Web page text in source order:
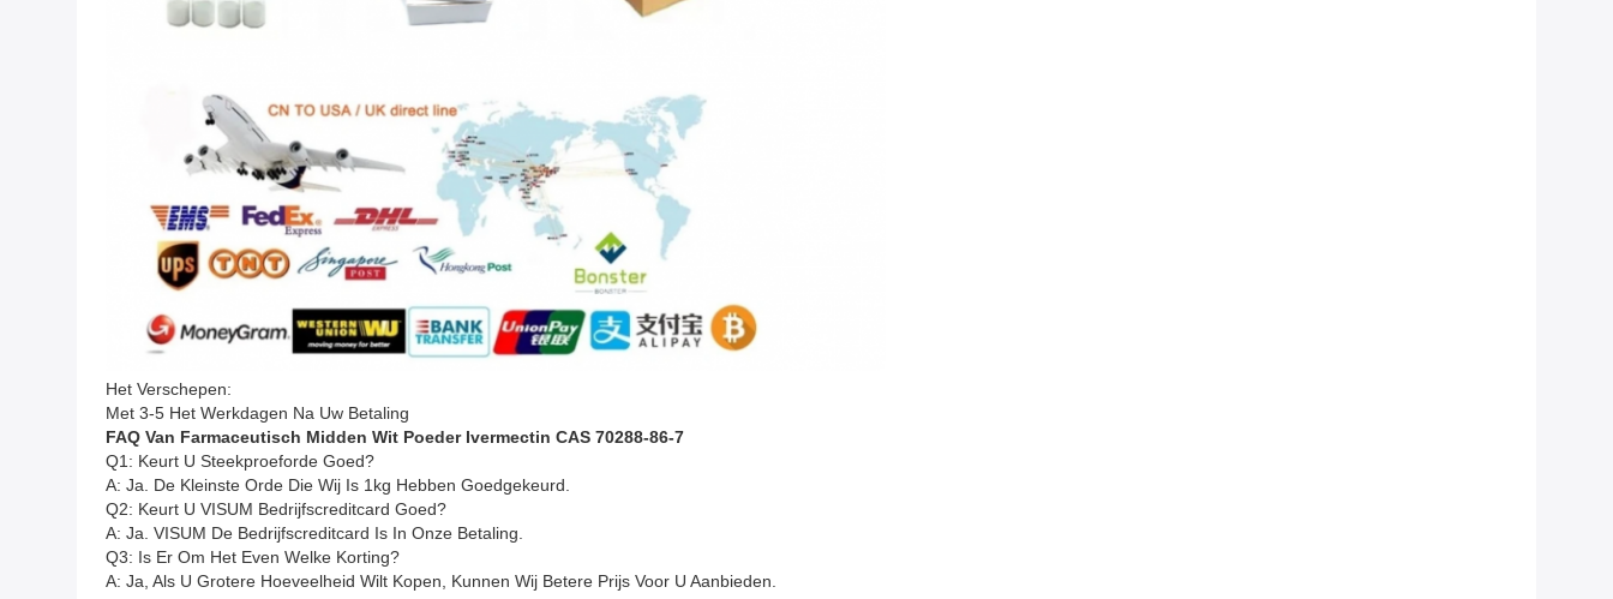
Het Verschepen:
Met 3-5 Het Werkdagen Na Uw Betaling
FAQ Van Farmaceutisch Midden Wit Poeder Ivermectin CAS 70288-86-7
Q1: Keurt U Steekproeforde Goed?
A: Ja. De Kleinste Orde Die Wij Is 1kg Hebben Goedgekeurd.
Q2: Keurt U VISUM Bedrijfscreditcard Goed?
A: Ja. VISUM De Bedrijfscreditcard Is In Onze Betaling.
Q3: Is Er Om Het Even Welke Korting?
A: Ja, Als U Grotere Hoeveelheid Wilt Kopen, Kunnen Wij Betere Prijs Voor U Aanbieden.